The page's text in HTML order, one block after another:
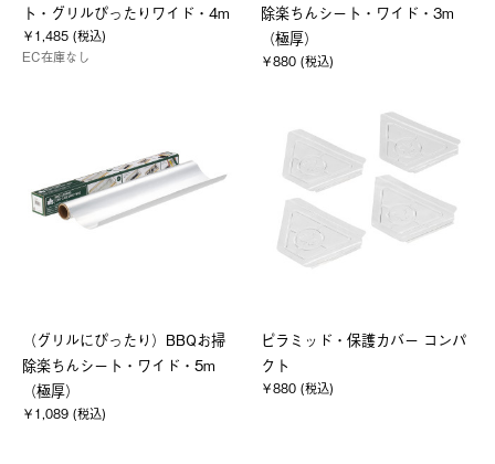
ト・グリルぴったりワイド・4m
￥1,485 (税込)
EC在庫なし
除楽ちんシート・ワイド・3m
（極厚）
￥880 (税込)
（グリルにぴったり）BBQお掃
除楽ちんシート・ワイド・5m
（極厚）
￥1,089 (税込)
ピラミッド・保護カバー コンパ
クト
￥880 (税込)